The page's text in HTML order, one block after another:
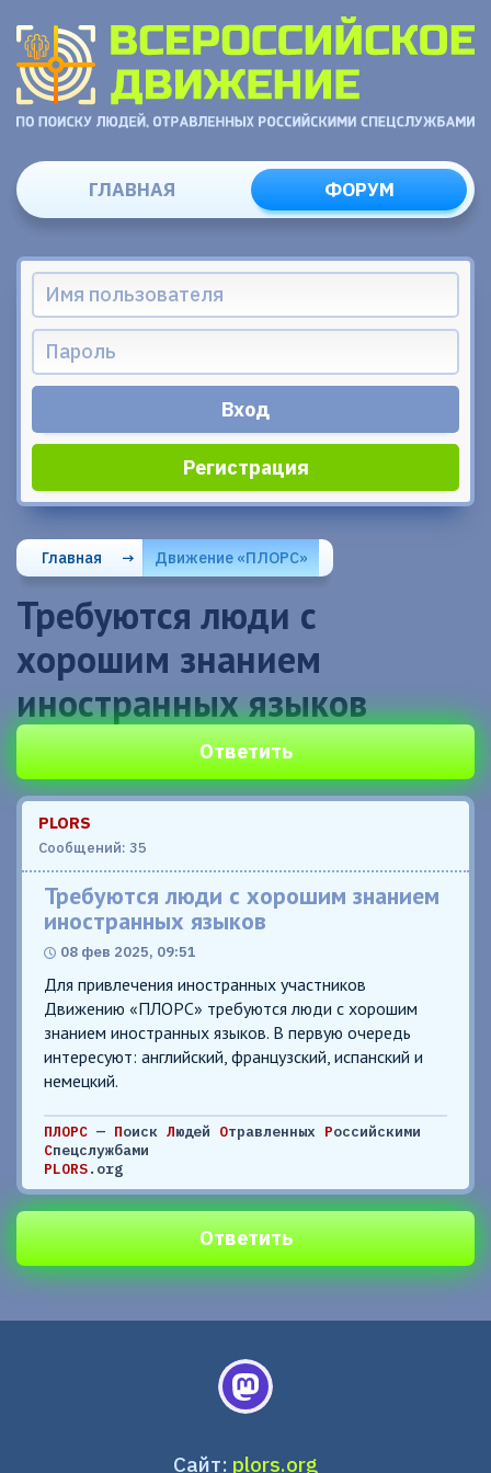
ГЛАВНАЯ ФОРУМ
Регистрация
Главная → Движение «ПЛОРС»
Требуются люди с
хорошим знанием
иностранных языков
Ответить
PLORS
Сообщений: 35
Требуются люди с хорошим знанием
иностранных языков
08 фев 2025, 09:51
Для привлечения иностранных участников
Движению «ПЛОРС» требуются люди с хорошим
знанием иностранных языков. В первую очередь
интересуют: английский, французский, испанский и
немецкий.
ПЛОРС — Поиск Людей Отравленных Российскими
Спецслужбами
PLORS.org
Ответить
Сайт: plors.org